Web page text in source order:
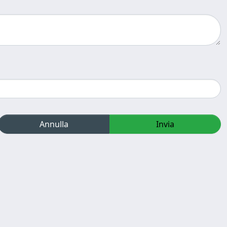
Annulla Invia